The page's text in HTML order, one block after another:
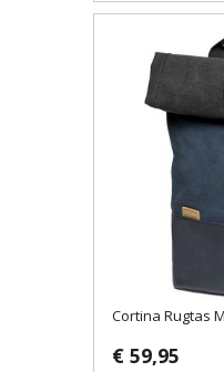
Cortina Rugtas
€ 59,95